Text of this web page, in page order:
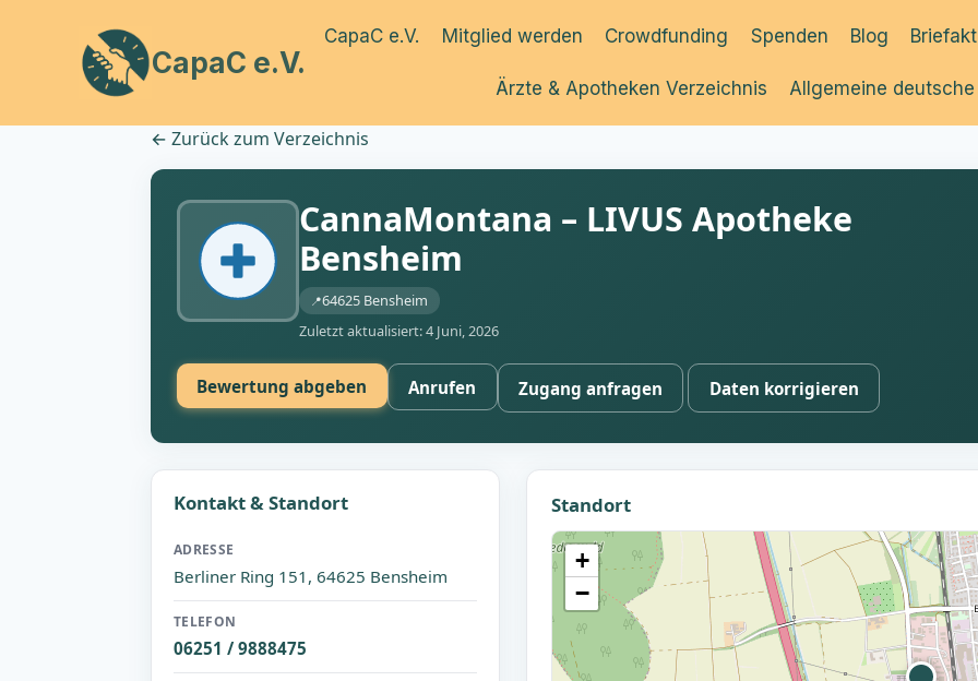
CapaC e.V.
CapaC e.V. Mitglied werden Crowdfunding Spenden Blog
Ärzte & Apotheken Verzeichnis Allgemeine
← Zurück zum Verzeichnis
CannaMontana – LIVUS Apotheke
Bensheim
64625 Bensheim
Zuletzt aktualisiert: 4 Juni, 2026
Bewertung abgeben Anrufen Zugang anfragen Daten korrigieren
Kontakt & Standort
ADRESSE
Berliner Ring 151, 64625 Bensheim
TELEFON
06251 / 9888475
Standort
+
−